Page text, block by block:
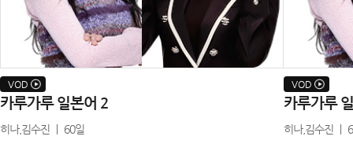
VOD
카루가루 일본어 2
히나,김수진 ㅣ 60일
VOD
카루가루
히나,김수진 ㅣ